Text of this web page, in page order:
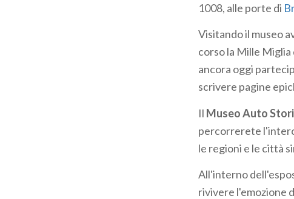
1008, alle porte di
Visitando il museo
corso la Mille
ancora oggi
scrivere pagine
Il Museo Auto
percorrerete
le regioni e le città
All'interno
rivivere l'emozione